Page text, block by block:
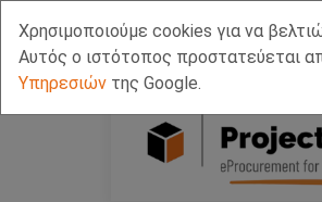
Χρησιμοποιούμε cookies για να
Αυτός ο ιστότοπος προστατεύεται
Υπηρεσιών της Google.
Call UsFacebook